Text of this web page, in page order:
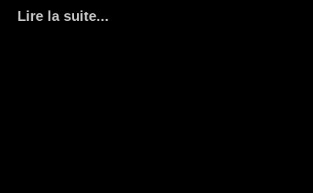
Lire la suite...